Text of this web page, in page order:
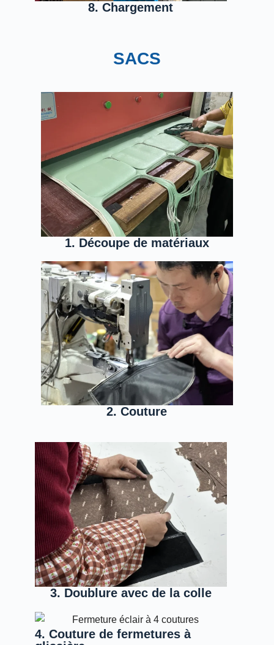
8. Chargement
SACS
1. Découpe de matériaux
2. Couture
3. Doublure avec de la colle
4. Couture de fermetures à